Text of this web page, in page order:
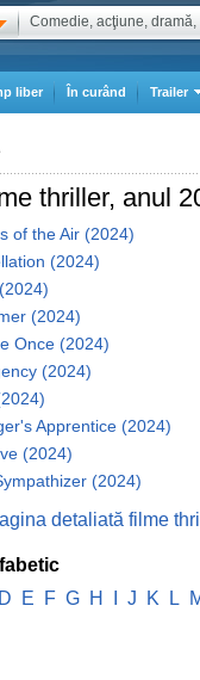
Comedie, acţiune, dramă,
liber În curând Trailer
thriller, anul
of the Air (2024)
(2024)
(2024)
Once (2024)
(2024)
Apprentice (2024)
(2024)
(2024)
detaliată filme
D E F G H J K L